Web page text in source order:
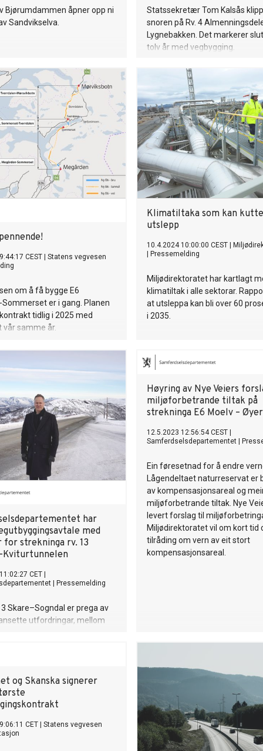
Bjørumdammen åpner opp ni
Sandvikselva.
Statssekretær Tom Kalsås
snoren på Rv. 4
Lygnebakken. Det markerer
tolv år med vegbygging.
CEST
Statens vegvesen
om å få bygge E6
er i gang. Planen
tidlig i 2025 med
samme år.
Klimatiltaka som kan
utslepp
10.4.2024 10:00:00 CEST
Pressemelding
Miljødirektoratet har kartlagt
klimatiltak i alle sektorar.
at utsleppa kan bli over 60
i 2035.
har
med
for strekninga rv. 13
CET
Pressemelding
Skare–Sogndal er prega av
utfordringar, mellom
seier samferdselsminister
Høyring av Nye Veiers
miljøforbetrande tiltak på
strekninga E6 Moelv – Øyer
12.5.2023 12:56:54 CEST
Samferdselsdepartementet
Ein føresetnad for å endre
Lågendeltaet naturreservat er
av kompensasjonsareal og
miljøforbetrande tiltak. Nye
levert forslag til
Miljødirektoratet vil om kort tid
tilråding om vern av eit stort
kompensasjonsareal.
og Skanska signerer
CET
Statens vegvesen